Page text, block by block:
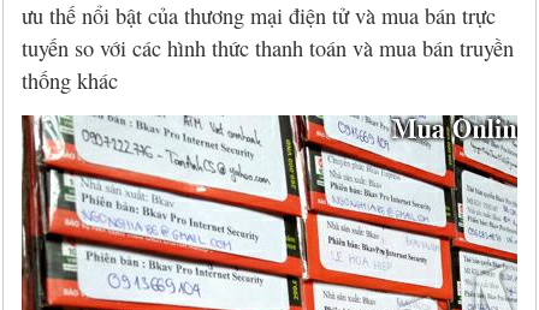
ưu thế nổi bật của thương mại điện tử và mua bán trực
tuyến so với các hình thức thanh toán và mua bán truyền
thống khác